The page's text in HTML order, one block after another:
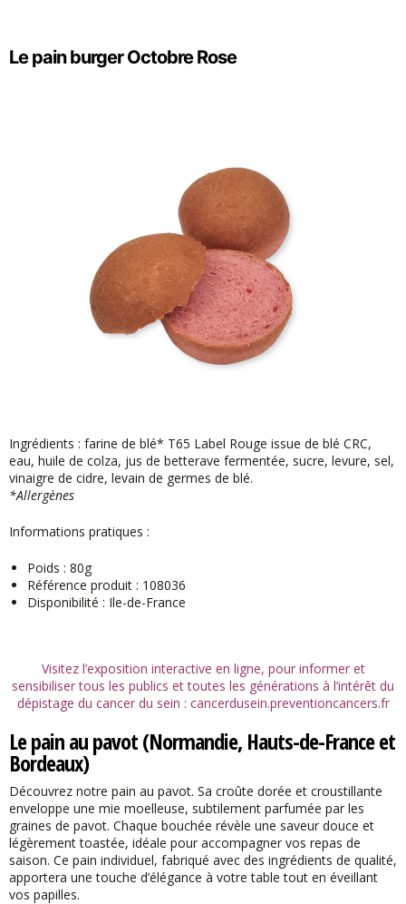
Le pain burger Octobre Rose
Ingrédients : farine de blé* T65 Label Rouge issue de blé CRC,
eau, huile de colza, jus de betterave fermentée, sucre, levure, sel,
vinaigre de cidre, levain de germes de blé.
*Allergènes
Informations pratiques :
Poids : 80g
Référence produit : 108036
Disponibilité : Ile-de-France
Visitez l’exposition interactive en ligne, pour informer et
sensibiliser tous les publics et toutes les générations à l’intérêt du
dépistage du cancer du sein : cancerdusein.preventioncancers.fr
Le pain au pavot (Normandie, Hauts-de-France et
Bordeaux)
Découvrez notre pain au pavot. Sa croûte dorée et croustillante
enveloppe une mie moelleuse, subtilement parfumée par les
graines de pavot. Chaque bouchée révèle une saveur douce et
légèrement toastée, idéale pour accompagner vos repas de
saison. Ce pain individuel, fabriqué avec des ingrédients de qualité,
apportera une touche d’élégance à votre table tout en éveillant
vos papilles.